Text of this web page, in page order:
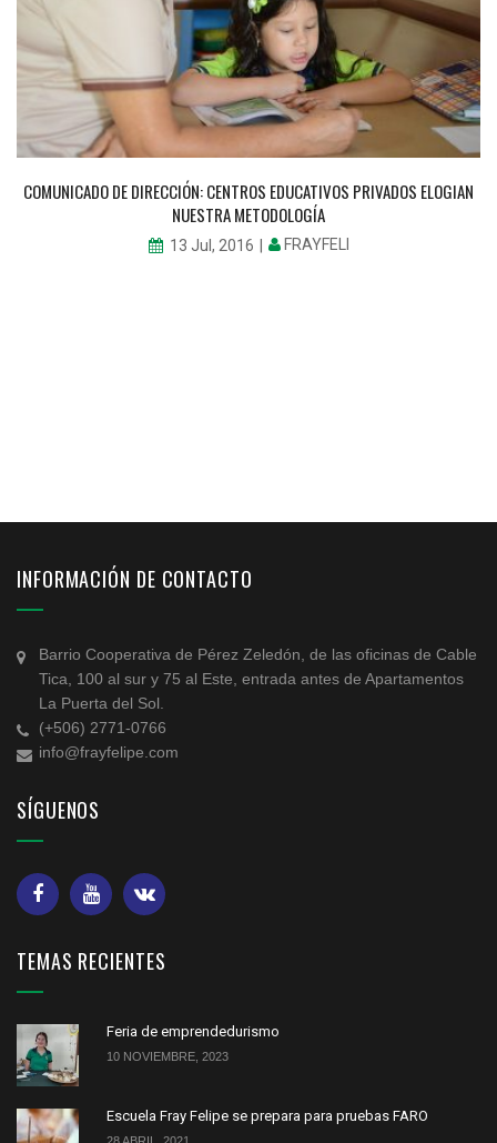
COMUNICADO DE DIRECCIÓN: CENTROS EDUCATIVOS PRIVADOS ELOGIAN
NUESTRA METODOLOGÍA
13 Jul, 2016 FRAYFELI
INFORMACIÓN DE CONTACTO
Barrio Cooperativa de Pérez Zeledón, de las oficinas de Cable
Tica, 100 al sur y 75 al Este, entrada antes de Apartamentos
La Puerta del Sol.
(+506) 2771-0766
info@frayfelipe.com
SÍGUENOS
TEMAS RECIENTES
Feria de emprendedurismo
10 NOVIEMBRE, 2023
Escuela Fray Felipe se prepara para pruebas FARO